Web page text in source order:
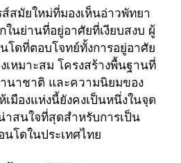
ส์สมัยใหม่ที่มองเห็นอ่าวพัทยา
ในย่านที่อยู่อาศัยที่เงียบสงบ ผู้
ดที่ตอบโจทย์ทั้งการอยู่อาศัย
เหมาะสม โครงสร้างพื้นฐานที่
นาชาติ และความนิยมของ
มืองแห่งนี้ยังคงเป็นหนึ่งในจุด
าสนใจที่สุดสำหรับการเป็น
นโดในประเทศไทย